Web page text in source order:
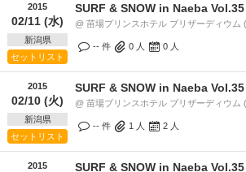
2015
02/11 (水)
新潟県
セットリスト
SURF & SNOW in Naeba Vol.35
@ 苗場プリンスホテル ブリザーディウム
-- 件 0 人 0 人
2015
02/10 (火)
新潟県
セットリスト
SURF & SNOW in Naeba Vol.35
@ 苗場プリンスホテル ブリザーディウム
-- 件 1 人 2 人
2015 SURF & SNOW in Naeba Vol.35